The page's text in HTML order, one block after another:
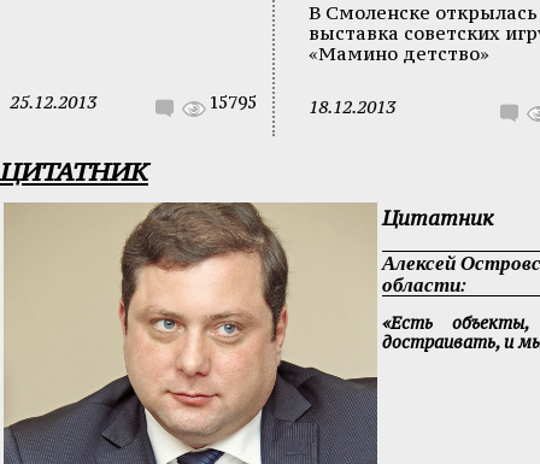
25.12.2013 15795
В Смоленске открылась
выставка советских
«Мамино детство»
18.12.2013
ЦИТАТНИК
Цитатник
Алексей
области:
«Есть объекты,
достраивать, и